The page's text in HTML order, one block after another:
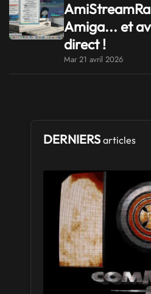
Amiga... et
direct !
Mar 21 avril 2026
DERNIERS articles